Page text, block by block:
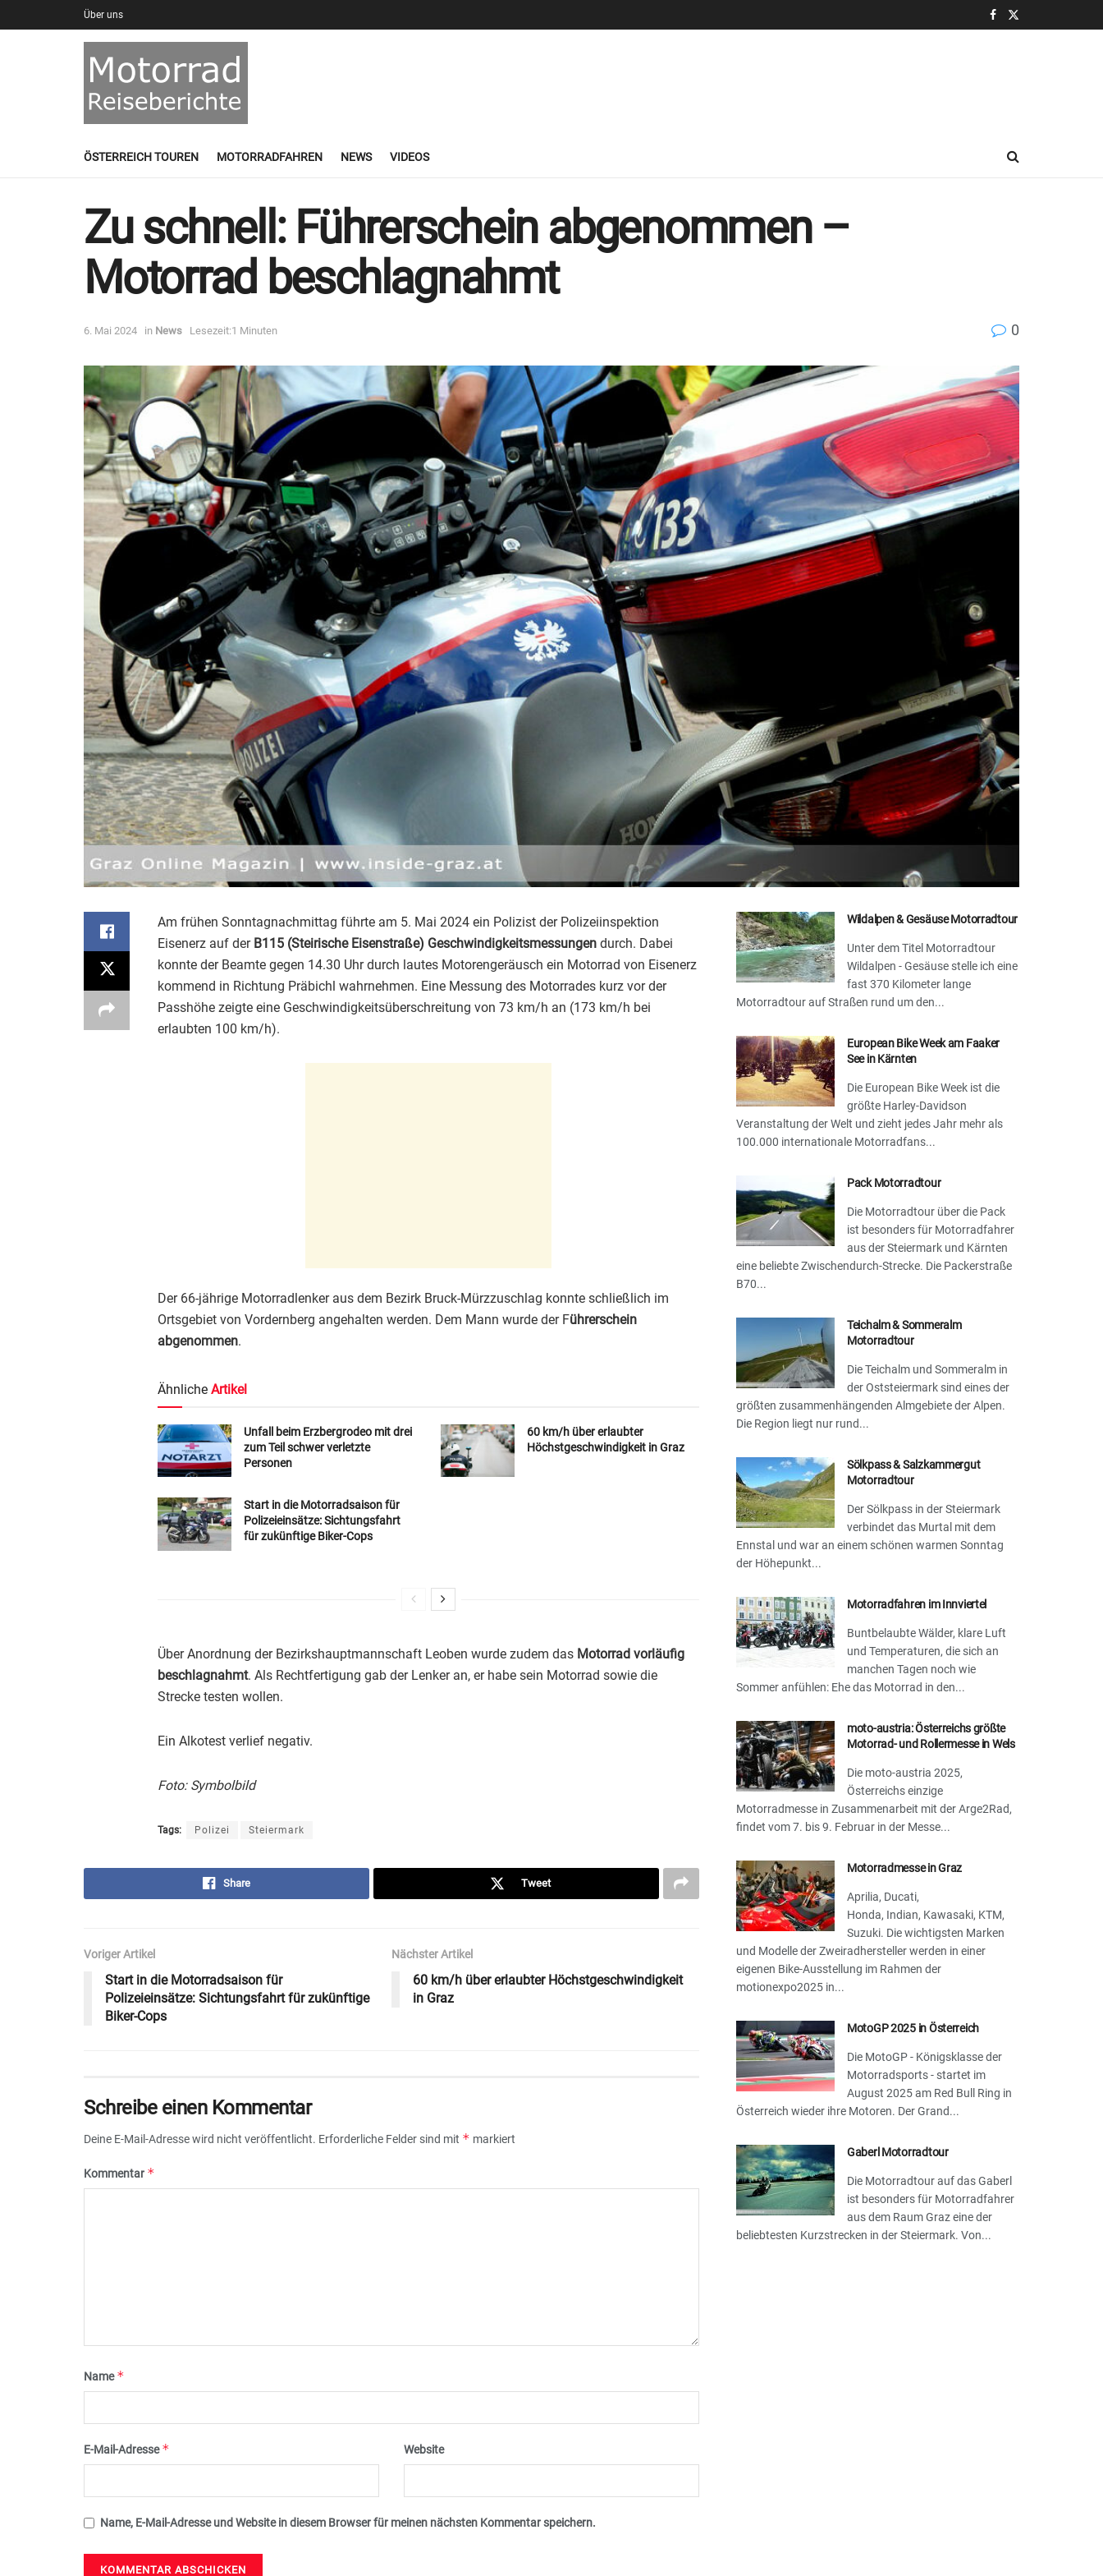
Über uns
ÖSTERREICH TOUREN MOTORRADFAHREN NEWS VIDEOS
Zu schnell: Führerschein abgenommen –
Motorrad beschlagnahmt
6. Mai 2024 in News Lesezeit:1 Minuten 0
Am frühen Sonntagnachmittag führte am 5. Mai 2024 ein Polizist der Polizeiinspektion
Eisenerz auf der B115 (Steirische Eisenstraße) Geschwindigkeitsmessungen durch. Dabei
konnte der Beamte gegen 14.30 Uhr durch lautes Motorengeräusch ein Motorrad von Eisenerz
kommend in Richtung Präbichl wahrnehmen. Eine Messung des Motorrades kurz vor der
Passhöhe zeigte eine Geschwindigkeitsüberschreitung von 73 km/h an (173 km/h bei
erlaubten 100 km/h).
Der 66-jährige Motorradlenker aus dem Bezirk Bruck-Mürzzuschlag konnte schließlich im
Ortsgebiet von Vordernberg angehalten werden. Dem Mann wurde der Führerschein
abgenommen.
Ähnliche Artikel
Unfall beim Erzbergrodeo mit drei
zum Teil schwer verletzte
Personen
60 km/h über erlaubter
Höchstgeschwindigkeit in Graz
Start in die Motorradsaison für
Polizeieinsätze: Sichtungsfahrt
für zukünftige Biker-Cops
Über Anordnung der Bezirkshauptmannschaft Leoben wurde zudem das Motorrad vorläufig
beschlagnahmt. Als Rechtfertigung gab der Lenker an, er habe sein Motorrad sowie die
Strecke testen wollen.
Ein Alkotest verlief negativ.
Foto: Symbolbild
Tags: Polizei Steiermark
Share Tweet
Voriger Artikel
Start in die Motorradsaison für
Polizeieinsätze: Sichtungsfahrt für zukünftige
Biker-Cops
Nächster Artikel
60 km/h über erlaubter Höchstgeschwindigkeit
in Graz
Schreibe einen Kommentar
Deine E-Mail-Adresse wird nicht veröffentlicht. Erforderliche Felder sind mit * markiert
Kommentar *
Name*
E-Mail-Adresse* Website
Name, E-Mail-Adresse und Website in diesem Browser für meinen nächsten Kommentar speichern.
Wildalpen & Gesäuse Motorradtour
Unter dem Titel Motorradtour
Wildalpen - Gesäuse stelle ich eine
fast 370 Kilometer lange
Motorradtour auf Straßen rund um den...
European Bike Week am Faaker
See in Kärnten
Die European Bike Week ist die
größte Harley-Davidson
Veranstaltung der Welt und zieht jedes Jahr mehr als
100.000 internationale Motorradfans...
Pack Motorradtour
Die Motorradtour über die Pack
ist besonders für Motorradfahrer
aus der Steiermark und Kärnten
eine beliebte Zwischendurch-Strecke. Die Packerstraße
B70...
Teichalm & Sommeralm
Motorradtour
Die Teichalm und Sommeralm in
der Oststeiermark sind eines der
größten zusammenhängenden Almgebiete der Alpen.
Die Region liegt nur rund...
Sölkpass & Salzkammergut
Motorradtour
Der Sölkpass in der Steiermark
verbindet das Murtal mit dem
Ennstal und war an einem schönen warmen Sonntag
der Höhepunkt...
Motorradfahren im Innviertel
Buntbelaubte Wälder, klare Luft
und Temperaturen, die sich an
manchen Tagen noch wie
Sommer anfühlen: Ehe das Motorrad in den...
moto-austria: Österreichs größte
Motorrad- und Rollermesse in Wels
Die moto-austria 2025,
Österreichs einzige
Motorradmesse in Zusammenarbeit mit der Arge2Rad,
findet vom 7. bis 9. Februar in der Messe...
Motorradmesse in Graz
Aprilia, Ducati,
Honda, Indian, Kawasaki, KTM,
Suzuki. Die wichtigsten Marken
und Modelle der Zweiradhersteller werden in einer
eigenen Bike-Ausstellung im Rahmen der
motionexpo2025 in...
MotoGP 2025 in Österreich
Die MotoGP - Königsklasse der
Motorradsports - startet im
August 2025 am Red Bull Ring in
Österreich wieder ihre Motoren. Der Grand...
Gaberl Motorradtour
Die Motorradtour auf das Gaberl
ist besonders für Motorradfahrer
aus dem Raum Graz eine der
beliebtesten Kurzstrecken in der Steiermark. Von...